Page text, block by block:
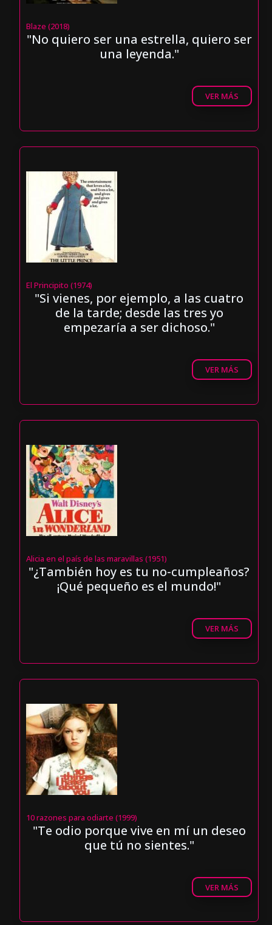
Blaze (2018)
"No quiero ser una estrella, quiero ser
una leyenda."
VER MÁS
El Principito (1974)
"Si vienes, por ejemplo, a las cuatro
de la tarde; desde las tres yo
empezaría a ser dichoso."
VER MÁS
Alicia en el país de las maravillas (1951)
"¿También hoy es tu no-cumpleaños?
¡Qué pequeño es el mundo!"
VER MÁS
10 razones para odiarte (1999)
"Te odio porque vive en mí un deseo
que tú no sientes."
VER MÁS